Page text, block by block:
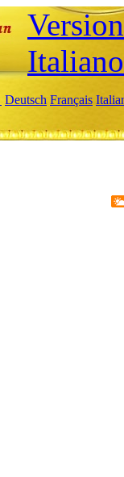
Italiano
Deutsch Français